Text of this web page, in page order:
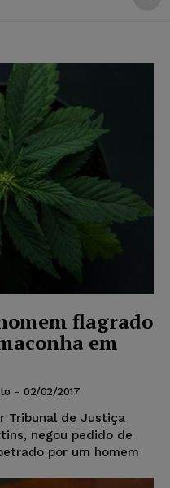
flagrado
em
- 02/02/2017
Tribunal de Justiça
negou pedido de
por um homem